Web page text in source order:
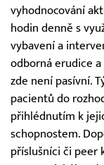
vyhodnocování
hodin denně s
vybavení a
odborná erudice
zde není pasívní.
pacientů do
přihlédnutím k
schopnostem.
příslušníci či peer